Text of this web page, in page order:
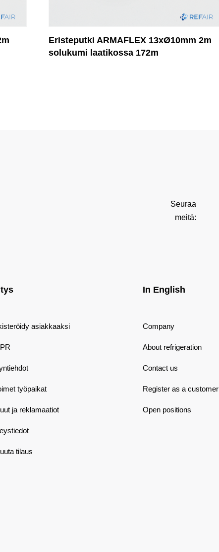
Eristeputki ARMAFLEX 13xØ10mm 2m
solukumi laatikossa 172m
Seuraa
meitä:
asiakkaaksi
työpaikat
ja reklamaatiot
tilaus
In English
Company
About refrigeration
Contact us
Register as a customer
Open positions